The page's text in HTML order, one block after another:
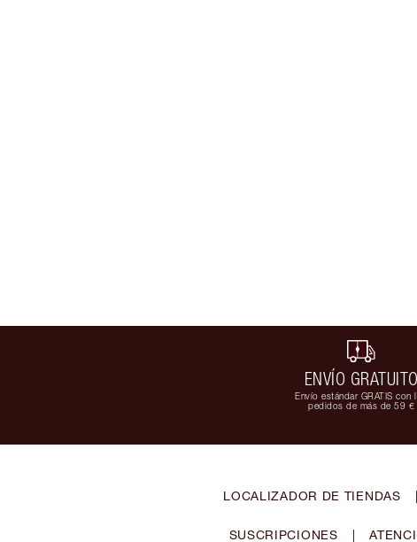
ENVÍO GRATUITO
Envío estándar GRATIS con
pedidos de más de 59 €
LOCALIZADOR DE TIENDAS |
SUSCRIPCIONES |